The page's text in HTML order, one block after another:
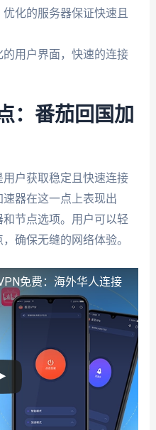
化的服务器保证快速且
用户界面，快速的连接
：番茄回国加
用户获取稳定且快速连接
器在这一点上表现出
节点选项。用户可以轻
确保无缝的网络体验。
免费：海外华人连接